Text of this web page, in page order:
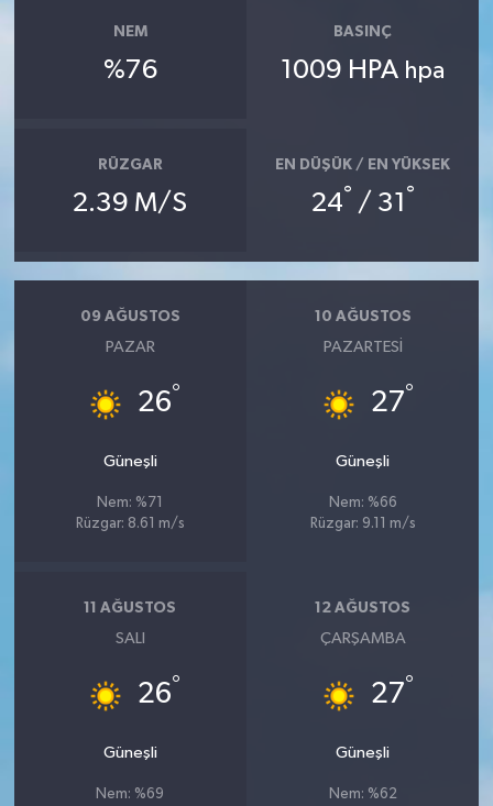
NEM
%76
BASINÇ
1009 HPA hpa
RÜZGAR
2.39 M/S
EN DÜŞÜK / EN YÜKSEK
24° / 31 °
09 AĞUSTOS
PAZAR
26°
Güneşli
Nem: %71
Rüzgar: 8.61 m/s
10 AĞUSTOS
PAZARTESI
27°
Güneşli
Nem: %66
Rüzgar: 9.11 m/s
11 AĞUSTOS
SALI
26°
Güneşli
Nem: %69
12 AĞUSTOS
ÇARŞAMBA
27°
Güneşli
Nem: %62